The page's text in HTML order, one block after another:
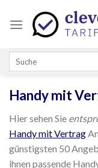
Handy mit
Hier sehen Sie
Handy mit Vertrag
günstigsten 50
ihnen passende